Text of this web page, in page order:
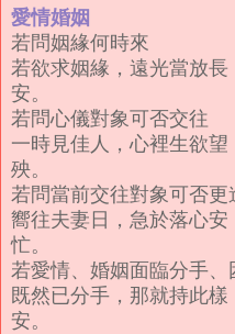
愛情婚姻
若問姻緣何時來
若欲求姻緣，遠光當放
安。
若問心儀對象可否交往
一時見佳人，心裡生欲
殃。
若問當前交往對象可否
嚮往夫妻日，急於落心
忙。
若愛情、婚姻面臨分手
既然已分手，那就持此
安。